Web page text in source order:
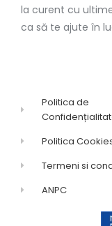
la curent cu
ca să te ajute în
Politica de
Politica
Termeni si
ANPC